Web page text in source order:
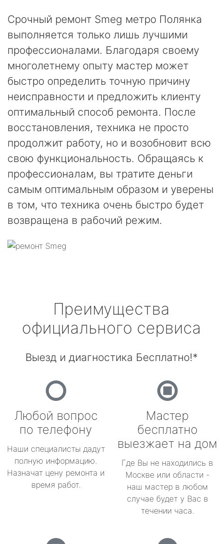
Срочный ремонт Smeg метро Полянка
выполняется только лишь лучшими
профессионалами. Благодаря своему
многолетнему опыту мастер может
быстро определить точную причину
неисправности и предложить клиенту
оптимальный способ ремонта. После
восстановления, техника не просто
продолжит работу, но и возобновит всю
свою функциональность. Обращаясь к
профессионалам, вы тратите деньги
самым оптимальным образом и уверены
в том, что техника очень быстро будет
возвращена в рабочий режим.
Преимущества
официального сервиса
Выезд и диагностика Бесплатно!*
Любой вопрос
по телефону
Наши специалисты дадут
полную информацию.
Назначат цену ремонта и
время работ.
Мастер
бесплатно
выезжает на дом
Где Вы не находились в
Москве или области -
наш мастер в любом
случае будет у Вас в
течении часа.